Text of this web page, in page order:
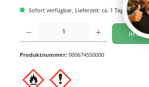
Sofort verfügbar, Lieferzeit: ca. 1 Tag
Produkt Anzahl: Gib den gewünschten Wert ein
In
Produktnummer: 000674550000